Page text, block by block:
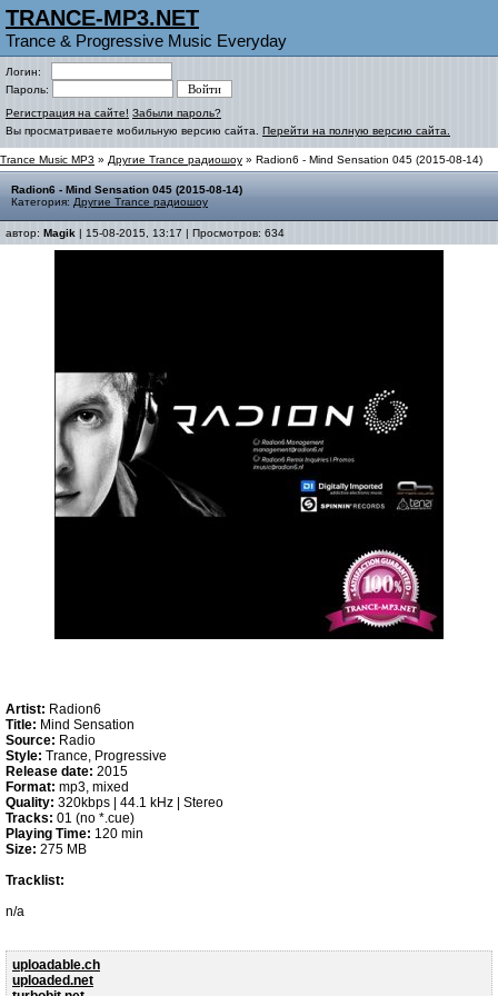
TRANCE-MP3.NET
Trance & Progressive Music Everyday
Логин:
Пароль:
Регистрация на сайте! Забыли пароль?
Вы просматриваете мобильную версию сайта. Перейти на полную версию сайта.
Trance Music MP3 » Другие Trance радиошоу » Radion6 - Mind Sensation 045 (2015-08-14)
Radion6 - Mind Sensation 045 (2015-08-14)
Категория: Другие Trance радиошоу
автор: Magik | 15-08-2015, 13:17 | Просмотров: 634
Artist: Radion6
Title: Mind Sensation
Source: Radio
Style: Trance, Progressive
Release date: 2015
Format: mp3, mixed
Quality: 320kbps | 44.1 kHz | Stereo
Tracks: 01 (no *.cue)
Playing Time: 120 min
Size: 275 MB
Tracklist:
n/a
uploadable.ch
uploaded.net